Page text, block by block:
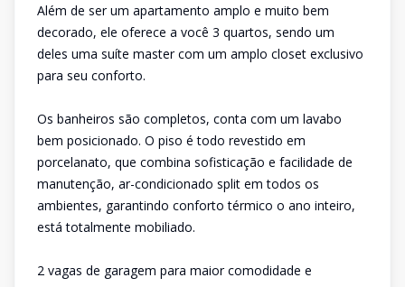
Além de ser um apartamento amplo e muito bem
decorado, ele oferece a você 3 quartos, sendo um
deles uma suíte master com um amplo closet exclusivo
para seu conforto.
Os banheiros são completos, conta com um lavabo
bem posicionado. O piso é todo revestido em
porcelanato, que combina sofisticação e facilidade de
manutenção, ar-condicionado split em todos os
ambientes, garantindo conforto térmico o ano inteiro,
está totalmente mobiliado.
2 vagas de garagem para maior comodidade e